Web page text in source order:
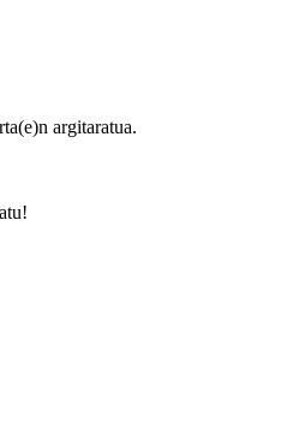
argitaratua.